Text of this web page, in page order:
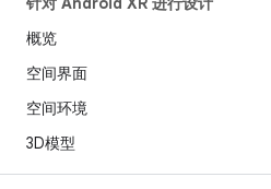
概览
空间界面
空间环境
3D模型